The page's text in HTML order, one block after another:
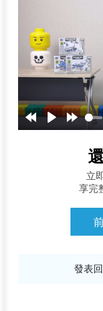
立
享完
發表